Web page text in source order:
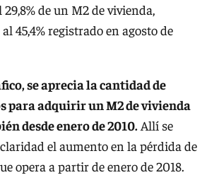
de un M2 de vivienda,
45,4% registrado en agosto de
se aprecia la cantidad de
para adquirir un M2 de vivienda
desde enero de 2010. Allí se
el aumento en la pérdida de
opera a partir de enero de 2018.